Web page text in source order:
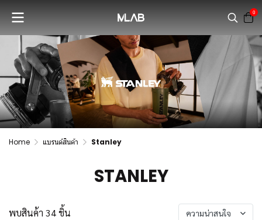
0
Home แบรนด์สินค้า Stanley
STANLEY
พบสินค้า 34 ชิ้น ความน่าสนใจ